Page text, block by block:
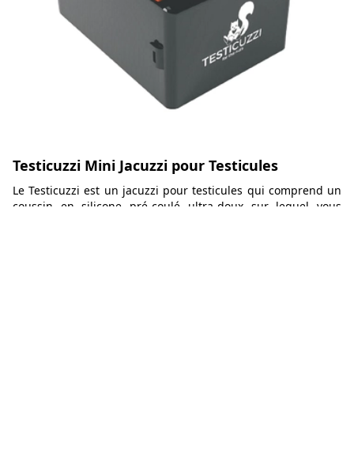
Testicuzzi Mini Jacuzzi pour Testicules
Le Testicuzzi est un jacuzzi pour testicules qui comprend un
coussin en silicone pré-coulé ultra-doux sur lequel vous